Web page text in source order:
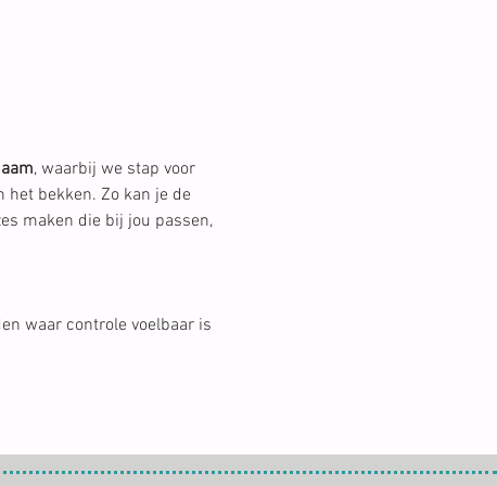
, waarbij we stap voor
bekken. Zo kan je de
maken die bij jou passen,
waar controle voelbaar is